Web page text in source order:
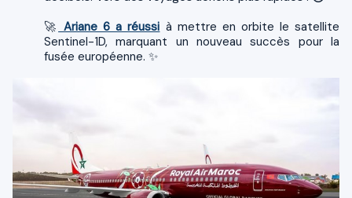
🚀 Ariane 6 a réussi à mettre en orbite le satellite
Sentinel-1D, marquant un nouveau succès pour la
fusée européenne. ✨